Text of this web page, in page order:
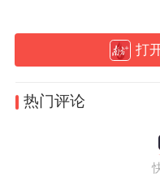
与峡谷玩水互补。
县千镇万村高质量
在以文旅融合促进
打
热门评论